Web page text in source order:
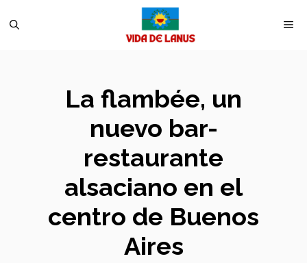
La flambée, un
nuevo bar-
restaurante
alsaciano en el
centro de Buenos
Aires